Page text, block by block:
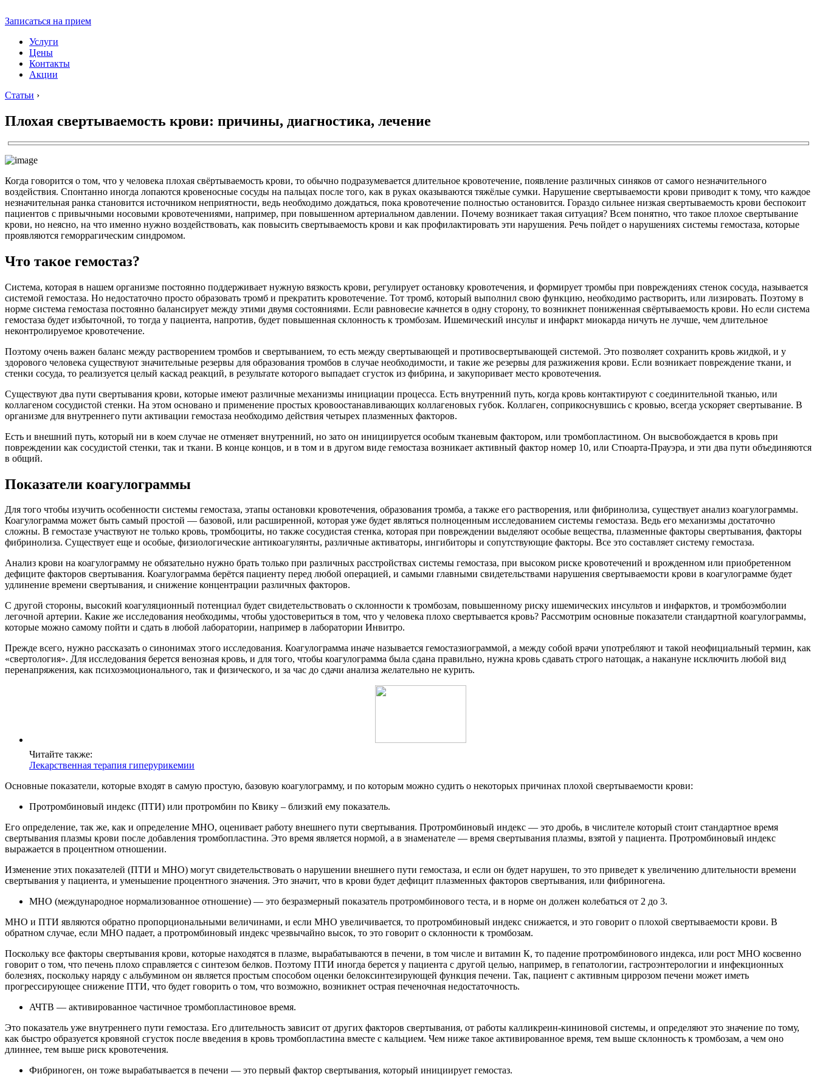
Записаться на прием
Услуги
Цены
Контакты
Акции
Статьи ›
Плохая свертываемость крови: причины, диагностика, лечение
Когда говорится о том, что у человека плохая свёртываемость крови, то обычно подразумевается длительное кровотечение, появление различных синяков от самого незначительного
воздействия. Спонтанно иногда лопаются кровеносные сосуды на пальцах после того, как в руках оказываются тяжёлые сумки. Нарушение свертываемости крови приводит к тому, что каждое
незначительная ранка становится источником неприятности, ведь необходимо дождаться, пока кровотечение полностью остановится. Гораздо сильнее низкая свертываемость крови беспокоит
пациентов с привычными носовыми кровотечениями, например, при повышенном артериальном давлении. Почему возникает такая ситуация? Всем понятно, что такое плохое свертывание
крови, но неясно, на что именно нужно воздействовать, как повысить свертываемость крови и как профилактировать эти нарушения. Речь пойдет о нарушениях системы гемостаза, которые
проявляются геморрагическим синдромом.
Что такое гемостаз?
Система, которая в нашем организме постоянно поддерживает нужную вязкость крови, регулирует остановку кровотечения, и формирует тромбы при повреждениях стенок сосуда, называется
системой гемостаза. Но недостаточно просто образовать тромб и прекратить кровотечение. Тот тромб, который выполнил свою функцию, необходимо растворить, или лизировать. Поэтому в
норме система гемостаза постоянно балансирует между этими двумя состояниями. Если равновесие качнется в одну сторону, то возникнет пониженная свёртываемость крови. Но если система
гемостаза будет избыточной, то тогда у пациента, напротив, будет повышенная склонность к тромбозам. Ишемический инсульт и инфаркт миокарда ничуть не лучше, чем длительное
неконтролируемое кровотечение.
Поэтому очень важен баланс между растворением тромбов и свертыванием, то есть между свертывающей и противосвертывающей системой. Это позволяет сохранить кровь жидкой, и у
здорового человека существуют значительные резервы для образования тромбов в случае необходимости, и такие же резервы для разжижения крови. Если возникает повреждение ткани, и
стенки сосуда, то реализуется целый каскад реакций, в результате которого выпадает сгусток из фибрина, и закупоривает место кровотечения.
Существуют два пути свертывания крови, которые имеют различные механизмы инициации процесса. Есть внутренний путь, когда кровь контактируют с соединительной тканью, или
коллагеном сосудистой стенки. На этом основано и применение простых кровоостанавливающих коллагеновых губок. Коллаген, соприкоснувшись с кровью, всегда ускоряет свертывание. В
организме для внутреннего пути активации гемостаза необходимо действия четырех плазменных факторов.
Есть и внешний путь, который ни в коем случае не отменяет внутренний, но зато он инициируется особым тканевым фактором, или тромбопластином. Он высвобождается в кровь при
повреждении как сосудистой стенки, так и ткани. В конце концов, и в том и в другом виде гемостаза возникает активный фактор номер 10, или Стюарта-Прауэра, и эти два пути объединяются
в общий.
Показатели коагулограммы
Для того чтобы изучить особенности системы гемостаза, этапы остановки кровотечения, образования тромба, а также его растворения, или фибринолиза, существует анализ коагулограммы.
Коагулограмма может быть самый простой — базовой, или расширенной, которая уже будет являться полноценным исследованием системы гемостаза. Ведь его механизмы достаточно
сложны. В гемостазе участвуют не только кровь, тромбоциты, но также сосудистая стенка, которая при повреждении выделяют особые вещества, плазменные факторы свертывания, факторы
фибринолиза. Существует еще и особые, физиологические антикоагулянты, различные активаторы, ингибиторы и сопутствующие факторы. Все это составляет систему гемостаза.
Анализ крови на коагулограмму не обязательно нужно брать только при различных расстройствах системы гемостаза, при высоком риске кровотечений и врожденном или приобретенном
дефиците факторов свертывания. Коагулограмма берётся пациенту перед любой операцией, и самыми главными свидетельствами нарушения свертываемости крови в коагулограмме будет
удлинение времени свертывания, и снижение концентрации различных факторов.
С другой стороны, высокий коагуляционный потенциал будет свидетельствовать о склонности к тромбозам, повышенному риску ишемических инсультов и инфарктов, и тромбоэмболии
легочной артерии. Какие же исследования необходимы, чтобы удостовериться в том, что у человека плохо свертывается кровь? Рассмотрим основные показатели стандартной коагулограммы,
которые можно самому пойти и сдать в любой лаборатории, например в лаборатории Инвитро.
Прежде всего, нужно рассказать о синонимах этого исследования. Коагулограмма иначе называется гемостазиограммой, а между собой врачи употребляют и такой неофициальный термин, как
«свертология». Для исследования берется венозная кровь, и для того, чтобы коагулограмма была сдана правильно, нужна кровь сдавать строго натощак, а накануне исключить любой вид
перенапряжения, как психоэмоционального, так и физического, и за час до сдачи анализа желательно не курить.
Читайте также:
Лекарственная терапия гиперурикемии
Основные показатели, которые входят в самую простую, базовую коагулограмму, и по которым можно судить о некоторых причинах плохой свертываемости крови:
Протромбиновый индекс (ПТИ) или протромбин по Квику – близкий ему показатель.
Его определение, так же, как и определение МНО, оценивает работу внешнего пути свертывания. Протромбиновый индекс — это дробь, в числителе который стоит стандартное время
свертывания плазмы крови после добавления тромбопластина. Это время является нормой, а в знаменателе — время свертывания плазмы, взятой у пациента. Протромбиновый индекс
выражается в процентном отношении.
Изменение этих показателей (ПТИ и МНО) могут свидетельствовать о нарушении внешнего пути гемостаза, и если он будет нарушен, то это приведет к увеличению длительности времени
свертывания у пациента, и уменьшение процентного значения. Это значит, что в крови будет дефицит плазменных факторов свертывания, или фибриногена.
МНО (международное нормализованное отношение) — это безразмерный показатель протромбинового теста, и в норме он должен колебаться от 2 до 3.
МНО и ПТИ являются обратно пропорциональными величинами, и если МНО увеличивается, то протромбиновый индекс снижается, и это говорит о плохой свертываемости крови. В
обратном случае, если МНО падает, а протромбиновый индекс чрезвычайно высок, то это говорит о склонности к тромбозам.
Поскольку все факторы свертывания крови, которые находятся в плазме, вырабатываются в печени, в том числе и витамин К, то падение протромбинового индекса, или рост МНО косвенно
говорит о том, что печень плохо справляется с синтезом белков. Поэтому ПТИ иногда берется у пациента с другой целью, например, в гепатологии, гастроэнтерологии и инфекционных
болезнях, поскольку наряду с альбумином он является простым способом оценки белоксинтезирующей функция печени. Так, пациент с активным циррозом печени может иметь
прогрессирующее снижение ПТИ, что будет говорить о том, что возможно, возникнет острая печеночная недостаточность.
АЧТВ — активированное частичное тромбопластиновое время.
Это показатель уже внутреннего пути гемостаза. Его длительность зависит от других факторов свертывания, от работы калликреин-кининовой системы, и определяют это значение по тому,
как быстро образуется кровяной сгусток после введения в кровь тромбопластина вместе с кальцием. Чем ниже такое активированное время, тем выше склонность к тромбозам, а чем оно
длиннее, тем выше риск кровотечения.
Фибриноген, он тоже вырабатывается в печени — это первый фактор свертывания, который инициирует гемостаз.